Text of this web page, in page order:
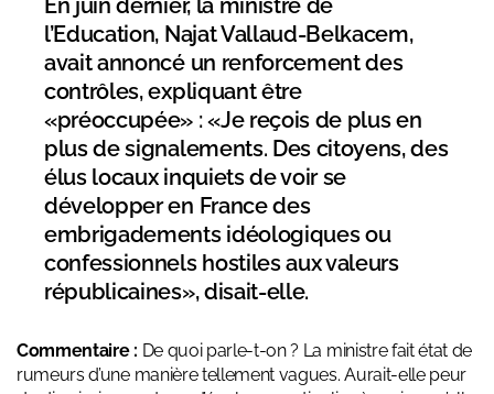
En juin dernier, la ministre de
l’Education, Najat Vallaud-Belkacem,
avait annoncé un renforcement des
contrôles, expliquant être
«préoccupée» : «Je reçois de plus en
plus de signalements. Des citoyens, des
élus locaux inquiets de voir se
développer en France des
embrigadements idéologiques ou
confessionnels hostiles aux valeurs
républicaines», disait-elle.
Commentaire : De quoi parle-t-on ? La ministre fait état de
rumeurs d’une manière tellement vagues. Aurait-elle peur